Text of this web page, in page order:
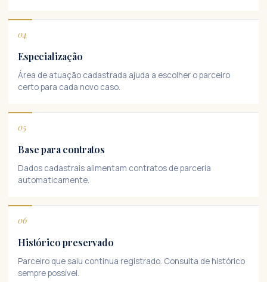
04
Especialização
Área de atuação cadastrada ajuda a escolher o parceiro
certo para cada novo caso.
05
Base para contratos
Dados cadastrais alimentam contratos de parceria
automaticamente.
06
Histórico preservado
Parceiro que saiu continua registrado. Consulta de histórico
sempre possível.